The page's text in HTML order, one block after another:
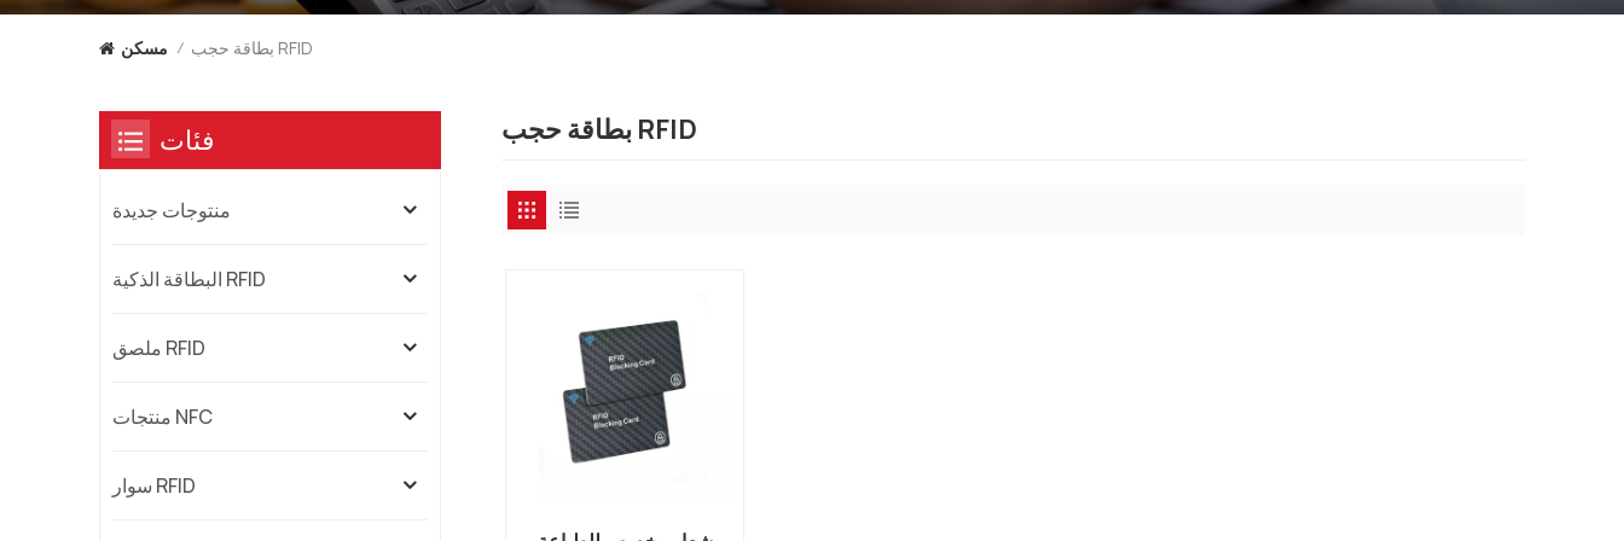
مسكن / بطاقة حجب RFID
بطاقة حجب RFID فئات
منتوجات جديدة
البطاقة الذكية RFID
ملصق RFID
منتجات NFC
سوار RFID